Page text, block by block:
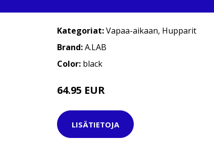
Kategoriat:Vapaa-aikaan, Hupparit
Brand:A.LAB
Color: black
64.95 EUR
LISÄTIETOJA